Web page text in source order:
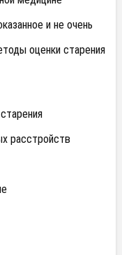
и не очень
оценки старения
расстройств